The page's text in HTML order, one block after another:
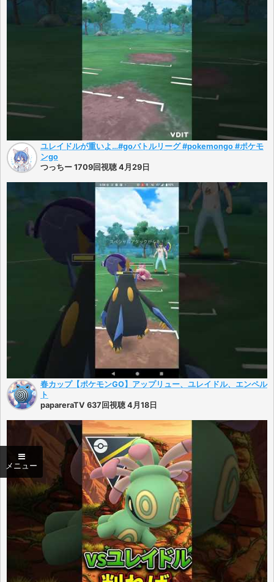
ユレイドルが重いよ…#goバトルリーグ #pokemongo #ポケモ
ンgo
つっちー 1709回視聴 4月29日
春カップ【ポケモンGO】アップリュー、ユレイドル、エンペル
ト
papareraTV 637回視聴 4月18日